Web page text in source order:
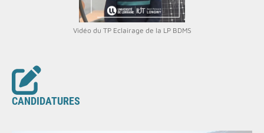
Vidéo du TP Eclairage de la LP BDMS
CANDIDATURES